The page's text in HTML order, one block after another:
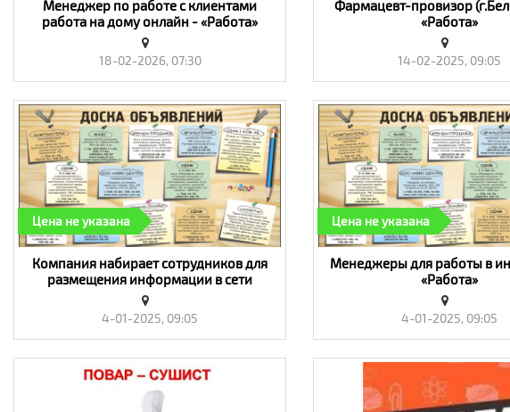
Менеджер по работе с клиентами
работа на дому онлайн - «Работа»
18-02-2026, 07:30
Фармацевт-провизор
«Работа»
14-02-2025, 09:05
Цена не указана
Компания набирает сотрудников для
размещения информации в сети
интернет и обработки заявок -
«Работа»
4-01-2025, 09:05
Цена не указана
Менеджеры для работы в
«Работа»
4-01-2025, 09:05